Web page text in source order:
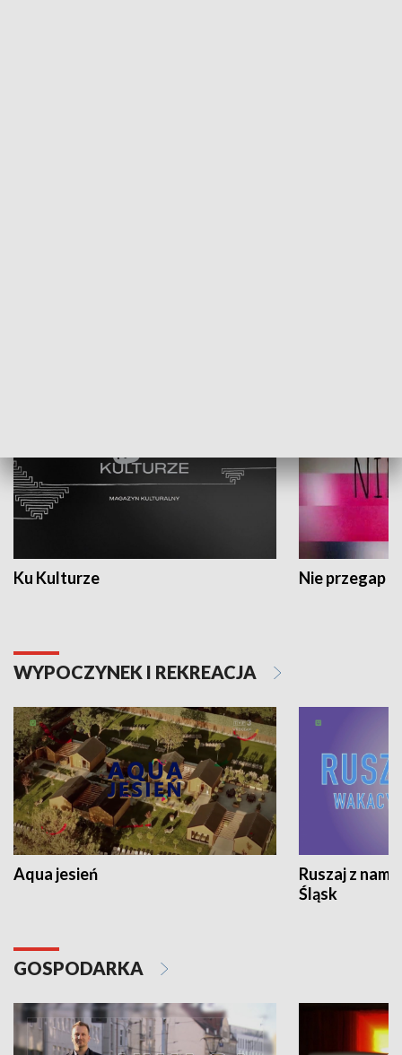
Ku Kulturze Nie przegap
WYPOCZYNEK I REKREACJA
Aqua jesień
Ruszaj z
Śląsk
GOSPODARKA